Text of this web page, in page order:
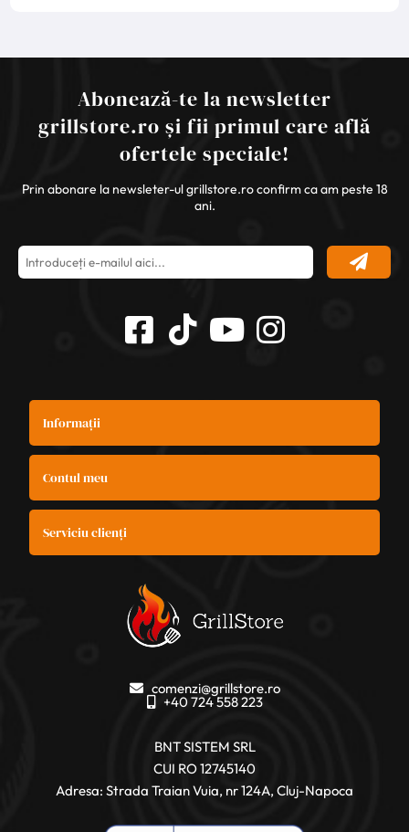
Abonează-te la newsletter
grillstore.ro și fii primul care află
ofertele speciale!
Prin abonare la newsleter-ul grillstore.ro confirm ca am peste 18
ani.
Informații
Contul meu
Serviciu clienți
comenzi@grillstore.ro
+40 724 558 223
BNT SISTEM SRL
CUI RO 12745140
Adresa: Strada Traian Vuia, nr 124A, Cluj-Napoca